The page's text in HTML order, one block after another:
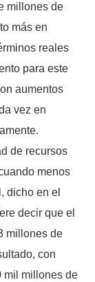
millones de
más en
reales
para este
aumentos
vez en
de recursos
menos
dicho en el
decir que el
millones de
con
mil millones de